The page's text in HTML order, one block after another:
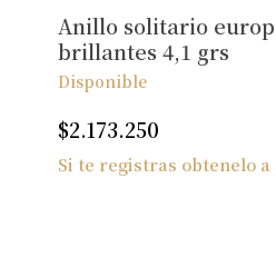
Anillo solitario
brillantes 4,1 grs
Disponible
$2.173.250
Si te registras obtenelo a